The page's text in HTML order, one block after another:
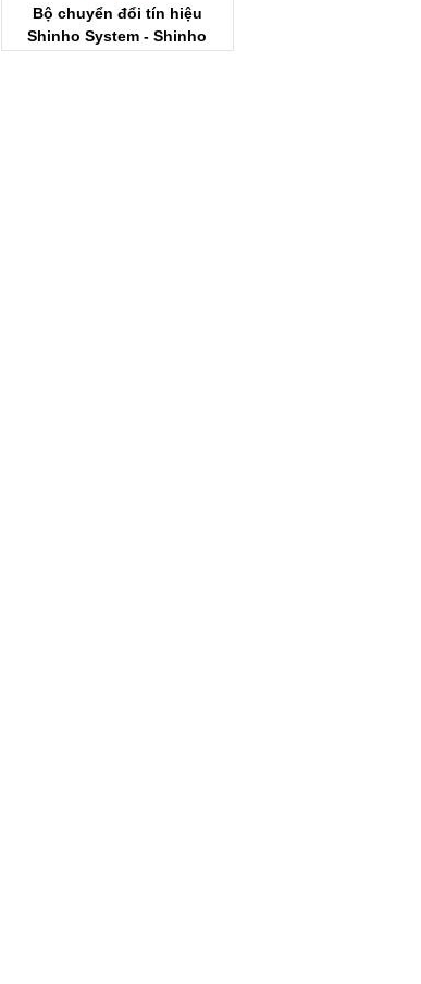
Bộ chuyển đổi tín hiệu
Shinho System - Shinho